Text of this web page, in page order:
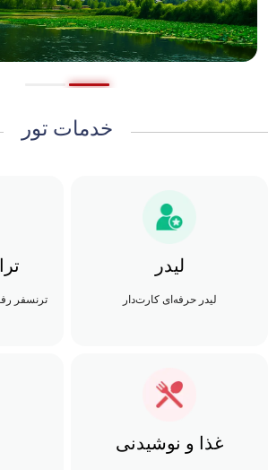
خدمات تور
لیدر
لیدر حرفه‌ای کارت‌دار
ترنسفر
غذا و نوشیدنی